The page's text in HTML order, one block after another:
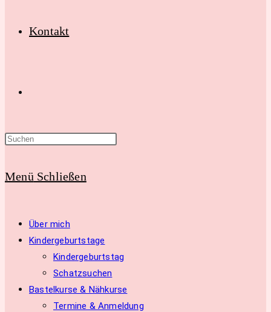
Kontakt
Menü Schließen
Über mich
Kindergeburtstage
Kindergeburtstag
Schatzsuchen
Bastelkurse & Nähkurse
Termine & Anmeldung